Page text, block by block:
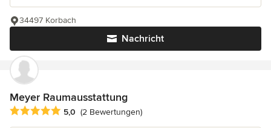
Nachricht
34497 Korbach
Meyer Raumausstattung
Durchschnittliche Bewertung: 5 von 5 Sternen
5,0 (2 Bewertungen)